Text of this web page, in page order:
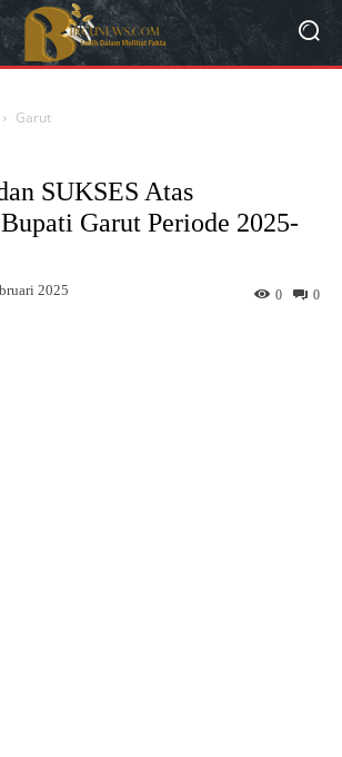
Garut
SUKSES Atas
Garut Periode 2025-
2025 0
0